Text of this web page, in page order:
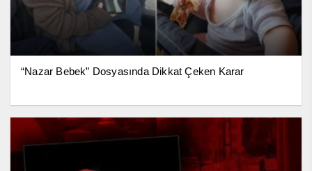
“Nazar Bebek” Dosyasında Dikkat Çeken Karar